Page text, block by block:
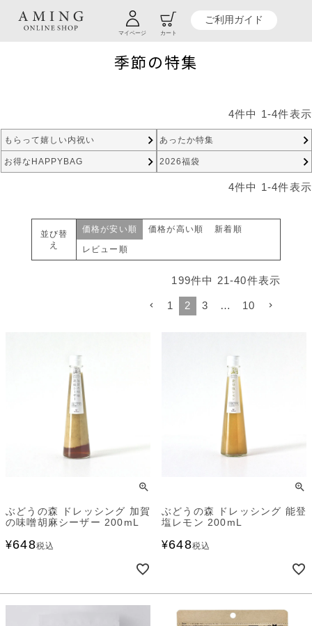
マイページ カート
ご利用ガイド
TOP 暮らし商品一覧
季節の特集
4件中 1-4件表示
もらって嬉しい内祝い あったか特集
お得なHAPPYBAG 2026福袋
4件中 1-4件表示
並び替
え
価格が安い順 価格が高い順 新着順
レビュー順
199件中 21-40件表示
1 2 3 … 10
ぶどうの森 ドレッシング 加賀
の味噌胡麻シーザー 200mL
¥648税込
ぶどうの森 ドレッシング 能登
塩レモン 200mL
¥648税込